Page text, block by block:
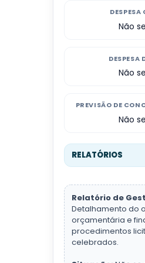
DESPESA
Não
DESPESA
Não
PREVISÃO DE
Não
RELATÓRIOS
Relatório de
Detalhamento do
orçamentária e
procedimentos
celebrados.